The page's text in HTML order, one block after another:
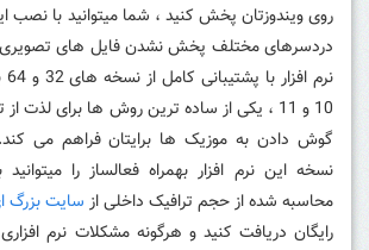
روی ویندوزتان پخش کنید ، شما میتوانید با نصب
دردسرهای مختلف پخش نشدن فایل های تصویری
10 و 11 ، یکی از ساده ترین روش ها برای لذت
گوش دادن به موزیک ها برایتان فراهم می کند.
نسخه این نرم افزار بهمراه فعالساز را
محاسبه شده از حجم ترافیک داخلی از سایت بزرگ
رایگان دریافت کنید و هرگونه مشکلات نرم